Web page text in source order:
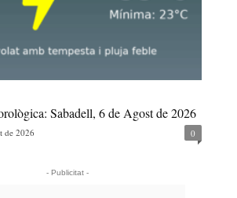
Sabadell, 6 de Agost de 2026
de 2026 0
- Publicitat -